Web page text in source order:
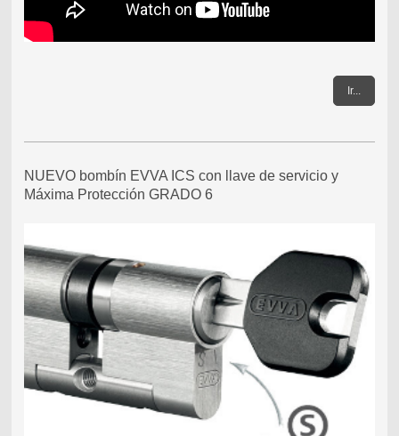
Ir...
NUEVO bombín EVVA ICS con llave de servicio y
Máxima Protección GRADO 6